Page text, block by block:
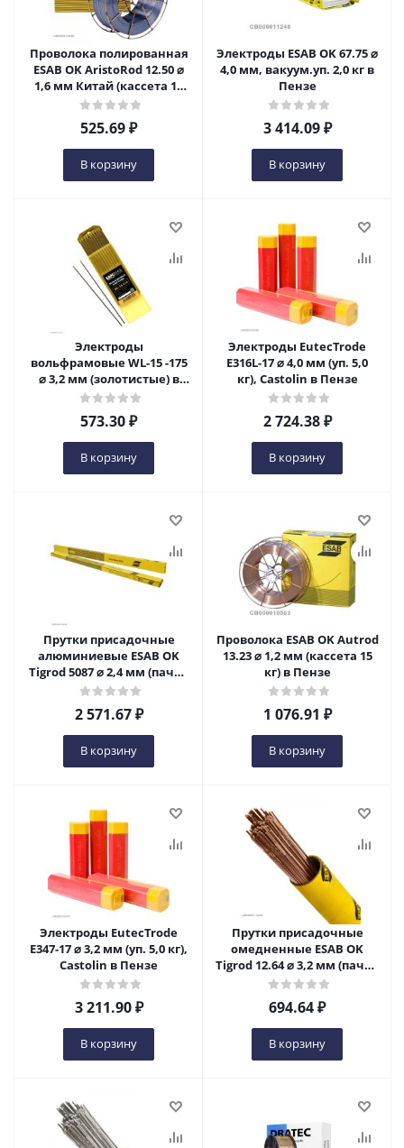
Проволока полированная
ESAB OK AristoRod 12.50 ⌀
1,6 мм Китай (кассета 18
кг) в Пензе
525.69₽
В корзину
Электроды ESAB OK 67.75 ⌀
4,0 мм, вакуум.уп. 2,0 кг в
Пензе
3 414.09₽
В корзину
Электроды
вольфрамовые WL-15 -175
⌀ 3,2 мм (золотистые) в
Пензе
573.30₽
В корзину
Электроды EutecTrode
E316L-17 ⌀ 4,0 мм (уп. 5,0
кг), Castolin в Пензе
2 724.38₽
В корзину
Прутки присадочные
алюминиевые ESAB OK
Tigrod 5087 ⌀ 2,4 мм (пачка
2,5 кг) в Пензе
2 571.67₽
В корзину
Проволока ESAB OK Autrod
13.23 ⌀ 1,2 мм (кассета 15
кг) в Пензе
1 076.91 ₽
В корзину
Электроды EutecTrode
E347-17 ⌀ 3,2 мм (уп. 5,0 кг),
Castolin в Пензе
3 211.90₽
В корзину
Прутки присадочные
омедненные ESAB OK
Tigrod 12.64 ⌀ 3,2 мм (пачка
5 кг) в Пензе
694.64₽
В корзину